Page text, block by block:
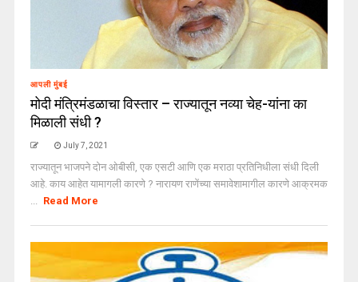
आपली मुंबई
मोदी मंत्रिमंडळाचा विस्तार – राज्यातून नव्या चेह-यांना का
मिळाली संधी ?
July 7, 2021
राज्यातून भाजपने दोन ओबीसी, एक एसटी आणि एक मराठा प्रतिनिधीला संधी दिली
आहे. काय आहेत यामागली कारणे ? नारायण राणेंच्या समावेशामागील कारणे आक्रमक
... Read More